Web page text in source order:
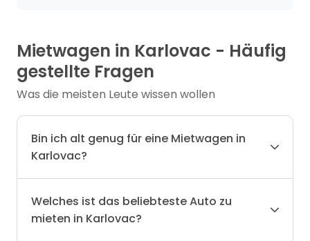
Mietwagen in Karlovac - Häufig
gestellte Fragen
Was die meisten Leute wissen wollen
Bin ich alt genug für eine Mietwagen in
Karlovac?
Welches ist das beliebteste Auto zu
mieten in Karlovac?